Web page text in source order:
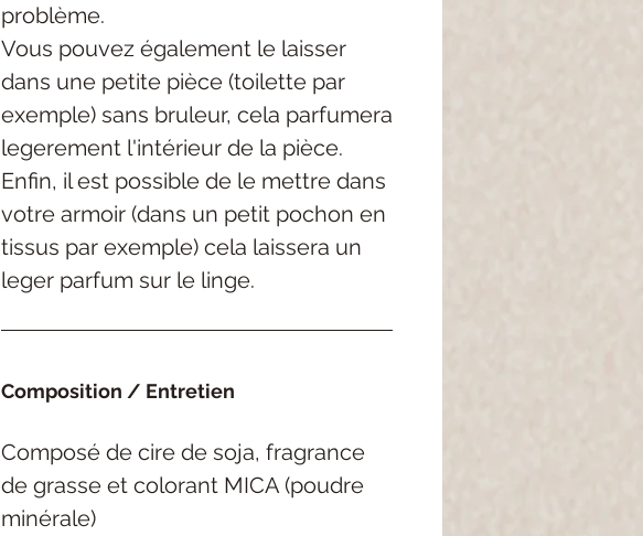
problème.
Vous pouvez également le laisser
dans une petite pièce (toilette par
exemple) sans bruleur, cela parfumera
legerement l'intérieur de la pièce.
Enfin, il est possible de le mettre dans
votre armoir (dans un petit pochon en
tissus par exemple) cela laissera un
leger parfum sur le linge.
Composition / Entretien
Composé de cire de soja, fragrance
de grasse et colorant MICA (poudre
minérale)